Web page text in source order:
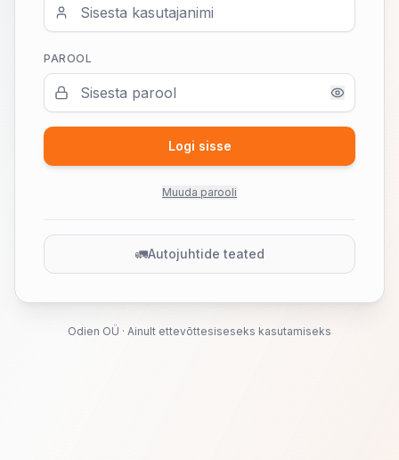
PAROOL
Logi sisse
Muuda parooli
🚛Autojuhtide teated
Odien OÜ · Ainult ettevõttesiseseks kasutamiseks